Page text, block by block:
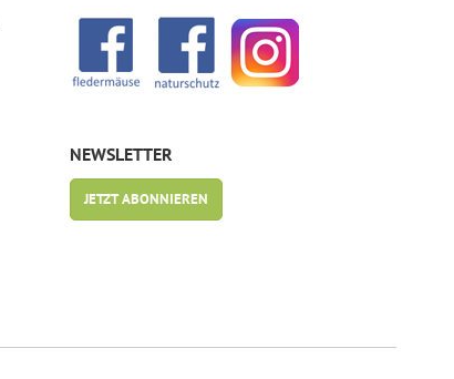
NEWSLETTER
JETZT ABONNIEREN